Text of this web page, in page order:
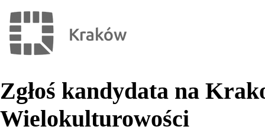
Zgłoś kandydata na
Wielokulturowości